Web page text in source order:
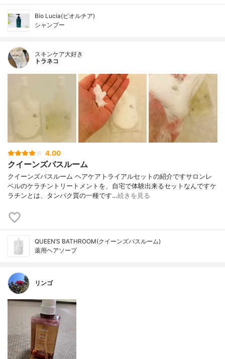
Bio Lucia(ビオルチア)
シャンプー
スキンケア大好き
トラネコ
4.00
クイーンズバスルーム
クイーンズバスルーム ヘアケアトライアルセットの紹介ですサロンレ
ベルのケラチントリートメントを、自宅で体験出来るセットなんですケ
ラチンとは、タンパク質の一種です…続きを見る
QUEEN’S BATHROOM(クイーンズバスルーム)
薬用ヘアソープ
リンゴ